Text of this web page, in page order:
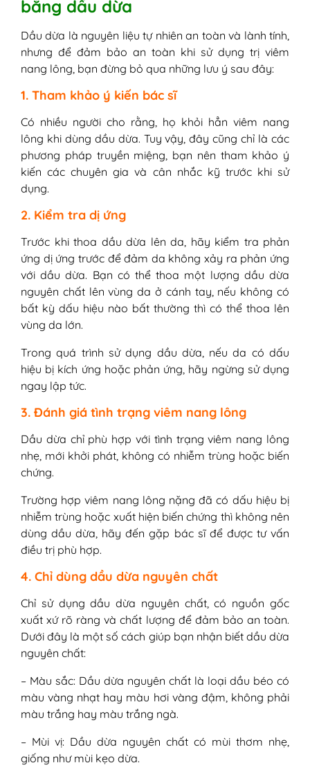
bằng dầu dừa
Dầu dừa là nguyên liệu tự nhiên an toàn và lành tính,
nhưng để đảm bảo an toàn khi sử dụng trị viêm
nang lông, bạn đừng bỏ qua những lưu ý sau đây:
1. Tham khảo ý kiến bác sĩ
Có nhiều người cho rằng, họ khỏi hẳn viêm nang
lông khi dùng dầu dừa. Tuy vậy, đây cũng chỉ là các
phương pháp truyền miệng, bạn nên tham khảo ý
kiến các chuyên gia và cân nhắc kỹ trước khi sử
dụng.
2. Kiểm tra dị ứng
Trước khi thoa dầu dừa lên da, hãy kiểm tra phản
ứng dị ứng trước để đảm da không xảy ra phản ứng
với dầu dừa. Bạn có thể thoa một lượng dầu dừa
nguyên chất lên vùng da ở cánh tay, nếu không có
bất kỳ dấu hiệu nào bất thường thì có thể thoa lên
vùng da lớn.
Trong quá trình sử dụng dầu dừa, nếu da có dấu
hiệu bị kích ứng hoặc phản ứng, hãy ngừng sử dụng
ngay lập tức.
3. Đánh giá tình trạng viêm nang lông
Dầu dừa chỉ phù hợp với tình trạng viêm nang lông
nhẹ, mới khởi phát, không có nhiễm trùng hoặc biến
chứng.
Trường hợp viêm nang lông nặng đã có dấu hiệu bị
nhiễm trùng hoặc xuất hiện biến chứng thì không nên
dùng dầu dừa, hãy đến gặp bác sĩ để được tư vấn
điều trị phù hợp.
4. Chỉ dùng dầu dừa nguyên chất
Chỉ sử dụng dầu dừa nguyên chất, có nguồn gốc
xuất xứ rõ ràng và chất lượng để đảm bảo an toàn.
Dưới đây là một số cách giúp bạn nhận biết dầu dừa
nguyên chất:
– Màu sắc: Dầu dừa nguyên chất là loại dầu béo có
màu vàng nhạt hay màu hơi vàng đậm, không phải
màu trắng hay màu trắng ngà.
– Mùi vị: Dầu dừa nguyên chất có mùi thơm nhẹ,
giống như mùi kẹo dừa.